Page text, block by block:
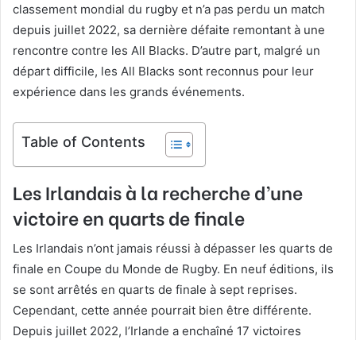
classement mondial du rugby et n’a pas perdu un match
depuis juillet 2022, sa dernière défaite remontant à une
rencontre contre les All Blacks. D’autre part, malgré un
départ difficile, les All Blacks sont reconnus pour leur
expérience dans les grands événements.
Table of Contents
Les Irlandais à la recherche d’une
victoire en quarts de finale
Les Irlandais n’ont jamais réussi à dépasser les quarts de
finale en Coupe du Monde de Rugby. En neuf éditions, ils
se sont arrêtés en quarts de finale à sept reprises.
Cependant, cette année pourrait bien être différente.
Depuis juillet 2022, l’Irlande a enchaîné 17 victoires